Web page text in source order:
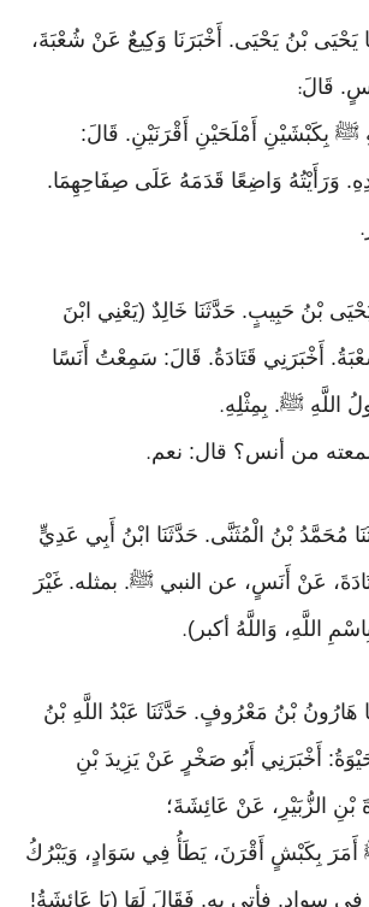
يَحْيَى بْنُ يَحْيَى. أَخْبَرَنَا وَكِيعٌ عَنْ شُعْبَةَ،
قَالَ:
بِكَبْشَيْنِ أَمْلَحَيْنِ أَقْرَنَيْنِ. قَالَ:
وَرَأَيْتُهُ وَاضِعًا قَدَمَهُ عَلَى صِفَاحِهِمَا.
.
يَحْيَى بْنُ حَبِيبٍ. حَدَّثَنَا خَالِدٌ (يَعْنِي ابْنَ
أَخْبَرَنِي قَتَادَةُ. قَالَ: سَمِعْتُ أَنَسًا
اللَّهِ ﷺ. بِمِثْلِهِ.
من أنس؟ قال: نعم.
حَدَّثَنَا مُحَمَّدُ بْنُ الْمُثَنَّى. حَدَّثَنَا ابْنُ أَبِي عَدِيٍّ
عَنْ أَنَسٍ، عن النبي ﷺ. بمثله. غَيْرَ
اللَّهِ، وَاللَّهُ أكبر).
هَارُونُ بْنُ مَعْرُوفٍ. حَدَّثَنَا عَبْدُ اللَّهِ بْنُ
أَخْبَرَنِي أَبُو صَخْرٍ عَنْ يَزِيدَ بْنِ
الزُّبَيْرِ، عَنْ عَائِشَةَ؛
بِكَبْشٍ أَقْرَنَ، يَطَأُ فِي سَوَادٍ، وَيَبْرُكُ
سواد. فأتي بِهِ. فَقَالَ لَهَا (يَا عَائِشَةُ!